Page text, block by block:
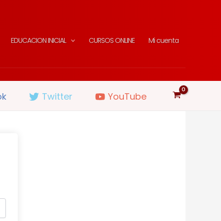
EDUCACION INICIAL CURSOS ONLINE Mi cuenta
Twitter YouTube